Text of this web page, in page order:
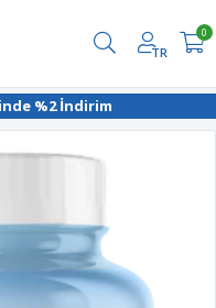
%2 İndirim
TR
0